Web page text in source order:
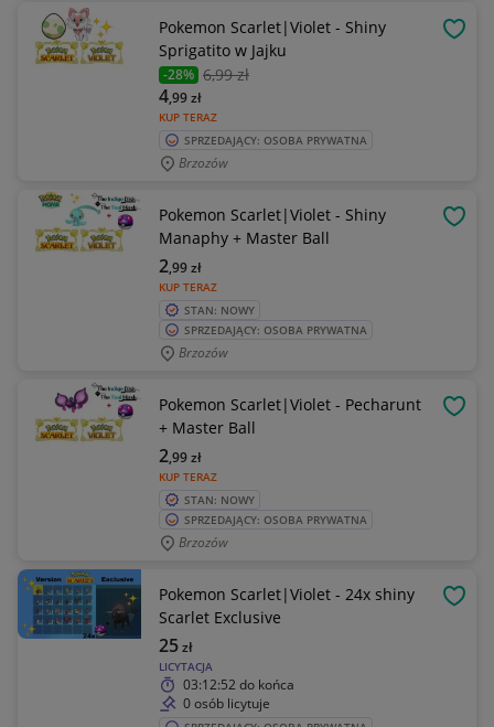
Pokemon Scarlet|Violet - Shiny
Sprigatito w Jajku
-28% 6,99 zł
KUP TERAZ
4,99zł
SPRZEDAJĄCY: OSOBA PRYWATNA
Brzozów
Pokemon Scarlet|Violet - Shiny
Manaphy + Master Ball
KUP TERAZ
2,99zł
STAN: NOWY
SPRZEDAJĄCY: OSOBA PRYWATNA
Brzozów
Pokemon Scarlet|Violet - Pecharunt
+ Master Ball
KUP TERAZ
2,99zł
STAN: NOWY
SPRZEDAJĄCY: OSOBA PRYWATNA
Brzozów
Pokemon Scarlet|Violet - 24x shiny
Scarlet Exclusive
LICYTACJA
25zł
03:12:52 do końca
0 osób licytuje